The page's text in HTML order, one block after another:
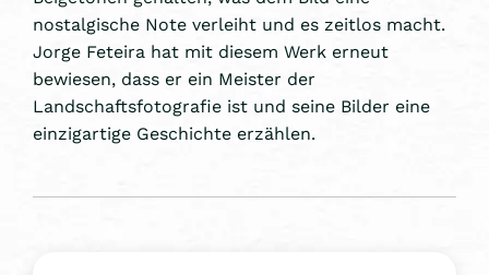
nostalgische Note verleiht und es zeitlos macht.
Jorge Feteira hat mit diesem Werk erneut
bewiesen, dass er ein Meister der
Landschaftsfotografie ist und seine Bilder eine
einzigartige Geschichte erzählen.